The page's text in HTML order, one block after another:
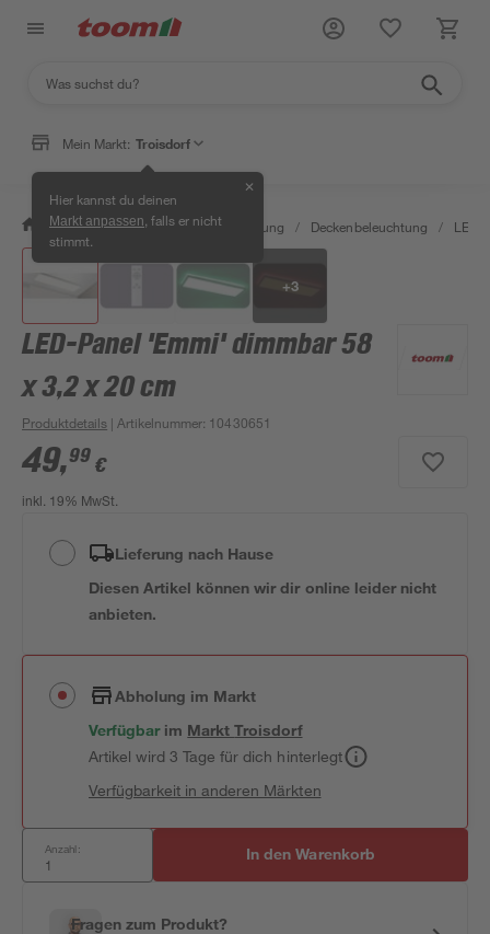
Mein Markt: Troisdorf
Hier kannst du deinen
Markt anpassen , falls er nicht
stimmt.
✕
/ Wohnen & Haushalt / Beleuchtung / Deckenbeleuchtung / LED-
+3
LED-Panel 'Emmi' dimmbar 58
x 3,2 x 20 cm
Produktdetails | Artikelnummer: 10430651
49,99 €
inkl. 19% MwSt.
Lieferung nach Hause
Diesen Artikel können wir dir online leider nicht
anbieten.
Abholung im Markt
Verfügbar im MarktTroisdorf
Artikel wird 3 Tage für dich hinterlegt
Verfügbarkeit in anderen Märkten
Anzahl: In den Warenkorb
Fragen zum Produkt?